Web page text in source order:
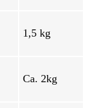
1,5 kg
Ca. 2kg